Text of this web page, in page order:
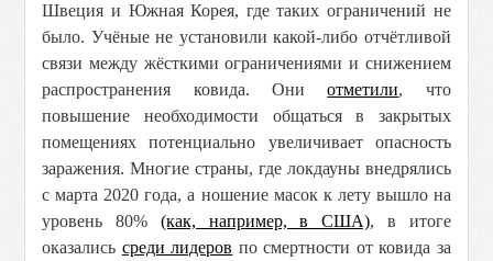
Швеция и Южная Корея, где таких ограничений не
было. Учёные не установили какой-либо отчётливой
связи между жёсткими ограничениями и снижением
распространения ковида. Ониотметили, что
повышение необходимости общаться в закрытых
помещениях потенциально увеличивает опасность
заражения. Многие страны, где локдауны внедрялись
с марта 2020 года, а ношение масок к лету вышло на
уровень 80% (как, например, в США), в итоге
оказались среди лидеров по смертности от ковида за